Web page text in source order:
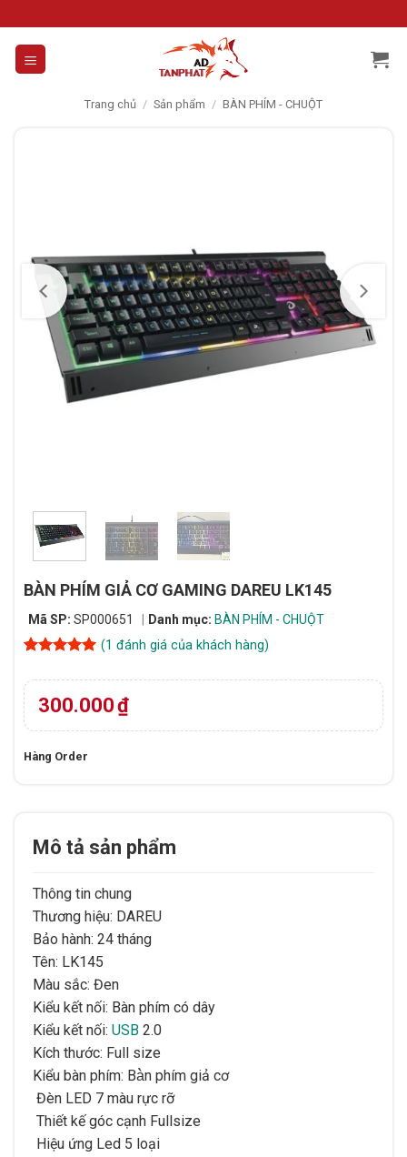
to
content
Trang chủ / Sản phẩm / BÀN PHÍM - CHUỘT
BÀN PHÍM GIẢ CƠ GAMING DAREU LK145
Mã SP: SP000651 Danh mục: BÀN PHÍM - CHUỘT
dựa trên
đánh giá
(1 đánh giá của khách hàng)
300.000₫
Hàng Order
Mô tả sản phẩm
Thông tin chung
Thương hiệu: DAREU
Bảo hành: 24 tháng
Tên: LK145
Màu sắc: Đen
Kiểu kết nối: Bàn phím có dây
Kiểu kết nối: USB 2.0
Kích thước: Full size
Kiểu bàn phím: Bà̀n phím giả cơ
Đèn LED 7 màu rực rỡ
Thiết kế góc cạnh Fullsize
Hiệu ứng Led 5 loại